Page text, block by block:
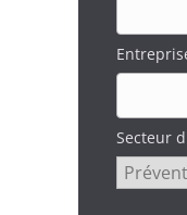
Secteur